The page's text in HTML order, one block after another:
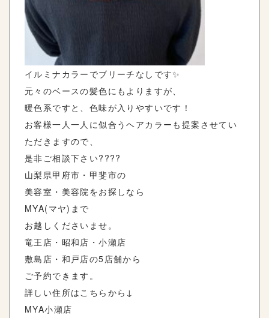
イルミナカラーでブリーチなしです✨
元々のベースの髪色にもよりますが、
暖色系ですと、色味が入りやすいです！
お客様一人一人に似合うヘアカラーも提案させてい
ただきますので、
是非ご相談下さい????
山梨県甲府市・甲斐市の
美容室・美容院をお探しなら
MYA( マヤ) まで
お越しくださいませ。
竜王店・昭和店・小瀬店
敷島店・和戸店の5 店舗から
ご予約できます。
詳しい住所はこちらから ↓
MYA小瀬店